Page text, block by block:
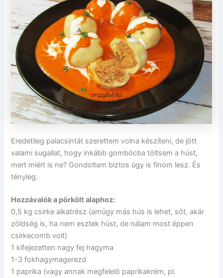
Eredetileg palacsintát szerettem volna készíteni, de jött
valami sugallat, hogy inkább gombócba töltsem a húst,
mert miért is ne? Gondoltam biztos úgy is finom lesz. És
tényleg.
Hozzávalók a pörkölt alaphoz:
0,5 kg csirke alkatrész (amúgy más hús is lehet, sőt, akár
zöldség is, ha nem esztek húst, de nálam most éppen
csirkecomb volt)
1 kifejezetten nagy fej hagyma
1-3 fokhagymagerezd
1 paprika (vagy annak megfelelő paprikakrém, pl.